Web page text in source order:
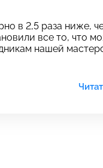
в 2,5 раза ниже,
все то, что
нашей